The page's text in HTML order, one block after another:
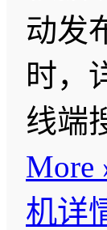
动发
时，
线端
More
机详